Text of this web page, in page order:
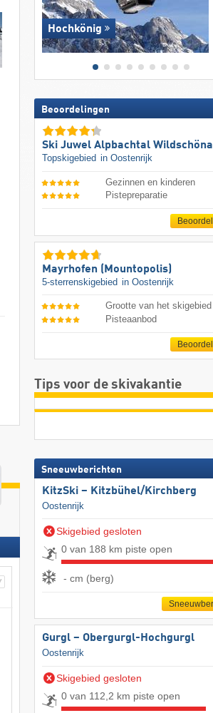
Hochkönig
Beoordelingen
Ski Juwel Alpbachtal
Topskigebied in Oostenrijk
Gezinnen en kinderen
Pistepreparatie
Mayrhofen (Mountopolis)
5-sterrenskigebied in Oostenrijk
Grootte van het skigebied
Pisteaanbod
Tips voor de skivakantie
Sneeuwberichten
KitzSki – Kitzbühel/​Kirchberg
Oostenrijk
Skigebied gesloten
0 van 188 km piste open
- cm (berg)
Gurgl – Obergurgl-Hochgurgl
Oostenrijk
Skigebied gesloten
0 van 112,2 km piste open